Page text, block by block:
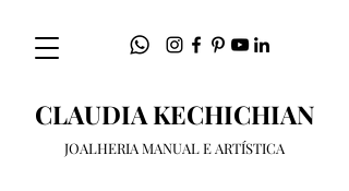
CLAUDIA KECHICHIAN
JOALHERIA MANUAL E ARTÍSTICA